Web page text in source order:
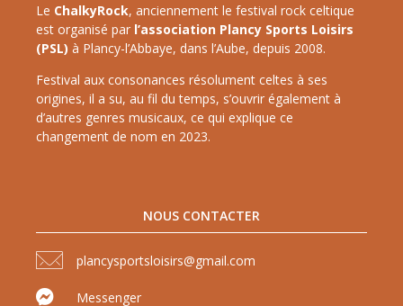
Le ChalkyRock, anciennement le festival rock celtique
est organisé par l’association Plancy Sports Loisirs
(PSL) à Plancy-l’Abbaye, dans l’Aube, depuis 2008.
Festival aux consonances résolument celtes à ses
origines, il a su, au fil du temps, s’ouvrir également à
d’autres genres musicaux, ce qui explique ce
changement de nom en 2023.
NOUS CONTACTER
plancysportsloisirs@gmail.com
Messenger